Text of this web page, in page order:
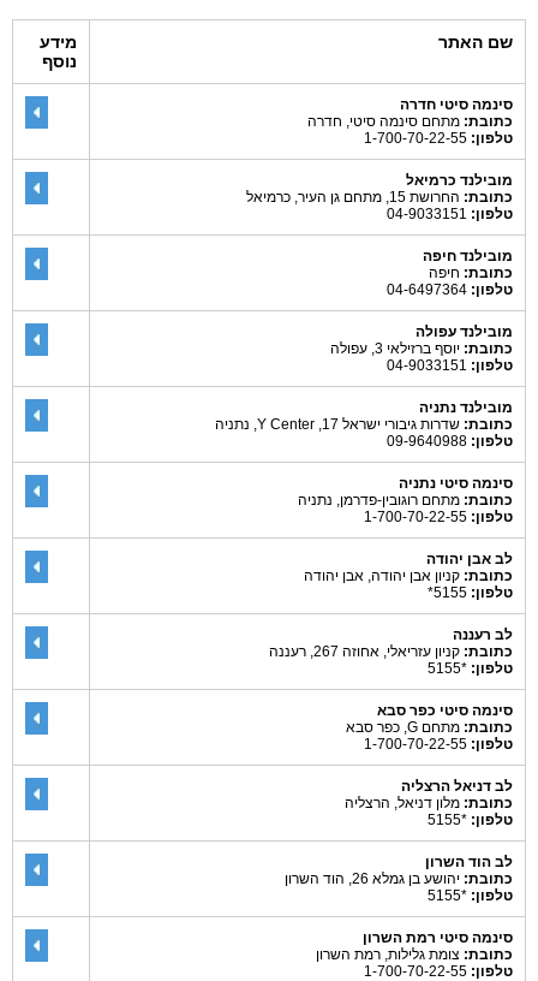
שם האתר
מידע
נוסף
סינמה סיטי חדרה
כתובת: מתחם סינמה סיטי, חדרה
טלפון:
מובילנד כרמיאל
כתובת: החרושת 15, מתחם גן העיר, כרמיאל
טלפון:
מובילנד חיפה
כתובת: חיפה
טלפון:
מובילנד עפולה
כתובת: יוסף ברזילאי 3, עפולה
טלפון:
מובילנד נתניה
כתובת: שדרות גיבורי ישראל 17, Y Center, נתניה
טלפון:
סינמה סיטי נתניה
כתובת: מתחם רוגובין-פדרמן, נתניה
טלפון:
לב אבן יהודה
כתובת: קניון אבן יהודה, אבן יהודה
טלפון:
לב רעננה
כתובת: קניון עזריאלי, אחוזה 267, רעננה
טלפון: *5155
סינמה סיטי כפר סבא
כתובת: מתחם G, כפר סבא
טלפון:
לב דניאל הרצליה
כתובת: מלון דניאל, הרצליה
טלפון: *5155
לב הוד השרון
כתובת: יהושע בן גמלא 26, הוד השרון
טלפון: *5155
סינמה סיטי רמת השרון
כתובת: צומת גלילות, רמת השרון
טלפון: